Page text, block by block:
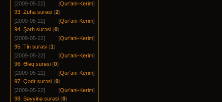
[2009-05-22]
[Qur'ani-Kerim]
93. Zuha surəsi (2)
[2009-05-22]
[Qur'ani-Kerim]
94. Şərh surəsi (0)
[2009-05-22]
[Qur'ani-Kerim]
95. Tin surəsi (1)
[2009-05-22]
[Qur'ani-Kerim]
96. Ələq surəsi (0)
[2009-05-22]
[Qur'ani-Kerim]
97. Qədr surəsi (0)
[2009-05-22]
[Qur'ani-Kerim]
98. Bəyyinə surəsi (0)